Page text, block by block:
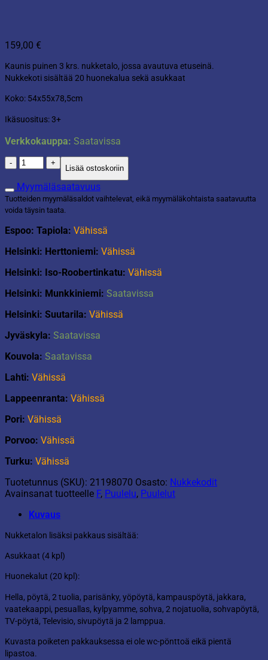
159,00 €
Kaunis puinen 3 krs. nukketalo, jossa avautuva etuseinä.
Nukkekoti sisältää 20 huonekalua sekä asukkaat
Koko: 54x55x78,5cm
Ikäsuositus: 3+
Verkkokauppa: Saatavissa
Nukketalo,
huonekalut
+
asukkaat
määrä
Lisää ostoskoriin
Myymäläsaatavuus
Tuotteiden myymäläsaldot vaihtelevat, eikä myymäläkohtaista saatavuutta
voida täysin taata.
Espoo: Tapiola: Vähissä
Helsinki: Herttoniemi: Vähissä
Helsinki: Iso-Roobertinkatu: Vähissä
Helsinki: Munkkiniemi: Saatavissa
Helsinki: Suutarila: Vähissä
Jyväskyla: Saatavissa
Kouvola: Saatavissa
Lahti: Vähissä
Lappeenranta: Vähissä
Pori: Vähissä
Porvoo: Vähissä
Turku: Vähissä
Tuotetunnus (SKU): 21198070 Osasto: Nukkekodit
Avainsanat tuotteelle F, Puulelu, Puulelut
Kuvaus
Nukketalon lisäksi pakkaus sisältää:
Asukkaat (4 kpl)
Huonekalut (20 kpl):
Hella, pöytä, 2 tuolia, parisänky, yöpöytä, kampauspöytä, jakkara,
vaatekaappi, pesuallas, kylpyamme, sohva, 2 nojatuolia, sohvapöytä,
TV-pöytä, Televisio, sivupöytä ja 2 lamppua.
Kuvasta poiketen pakkauksessa ei ole wc-pönttoä eikä pientä
lipastoa.